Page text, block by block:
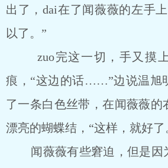
出了，dai在了闻薇薇的左手
以了。”
zuo完这一切，手又摸上
痕，“这边的话……”边说温旭
了一条白色丝带，在闻薇薇的
漂亮的蝴蝶结，“这样，就好了
闻薇薇有些窘迫，但是因